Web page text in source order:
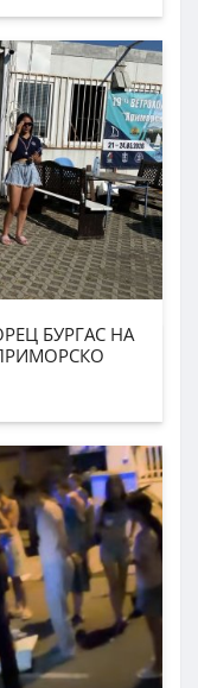
БУРГАС НА